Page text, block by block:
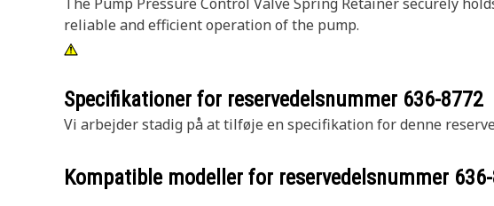
reliable and efficient operation of the pump.
Specifikationer for reservedelsnummer 636-8772
Vi arbejder stadig på at tilføje en specifikation for denne
Kompatible modeller for reservedelsnummer